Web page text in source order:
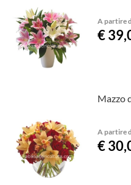
A partire
€
Mazzo
A partire
€